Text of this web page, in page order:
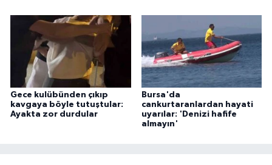
Gece kulübünden çıkıp
kavgaya böyle tutuştular:
Ayakta zor durdular
Bursa'da
cankurtaranlardan hayati
uyarılar: 'Denizi hafife
almayın'